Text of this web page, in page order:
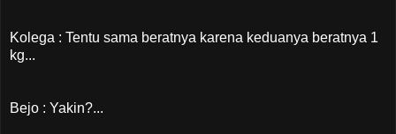
Kolega : Tentu sama beratnya karena keduanya beratnya 1
kg...
Bejo : Yakin?...